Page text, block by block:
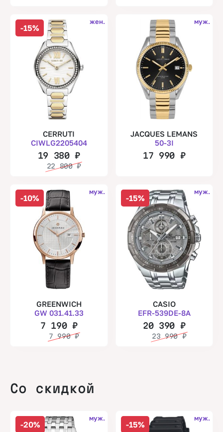
-15%
жен.
CERRUTI
CIWLG2205404
19 380₽
22 800₽
муж.
JACQUES LEMANS
50-3I
17 990 ₽
-10%
муж.
GREENWICH
GW 031.41.33
7 190 ₽
7 990₽
-15%
муж.
CASIO
EFR-539DE-8A
20 390 ₽
23 990₽
Со скидкой
-20%
муж.
-15%
муж.